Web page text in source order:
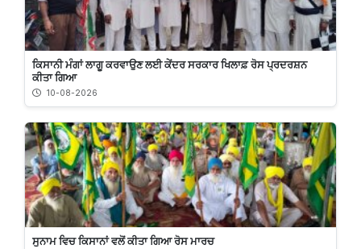
ਕਿਸਾਨੀ ਮੰਗਾਂ ਲਾਗੂ ਕਰਵਾਉਣ ਲਈ ਕੇਂਦਰ ਸਰਕਾਰ ਖਿਲਾਫ਼ ਰੋਸ ਪ੍ਰਦਰਸ਼ਨ
ਕੀਤਾ ਗਿਆ
10-08-2026
ਸੁਨਾਮ ਵਿਚ ਕਿਸਾਨਾਂ ਵਲੋਂ ਕੀਤਾ ਗਿਆ ਰੋਸ ਮਾਰਚ